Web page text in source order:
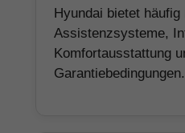
Hyundai bietet häufig
Assistenzsysteme,
Komfortausstattung
Garantiebedingungen.